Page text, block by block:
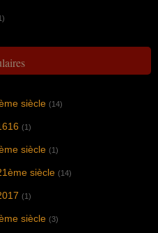
siècle (14)
(1)
siècle (1)
siècle (14)
(1)
siècle (3)